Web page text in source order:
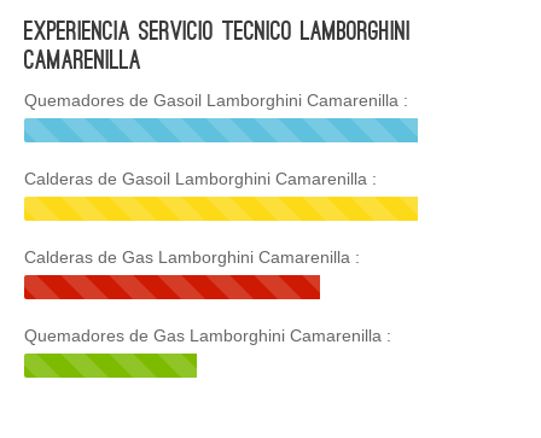
Experiencia Servicio Tecnico Lamborghini
Camarenilla
Quemadores de Gasoil Lamborghini Camarenilla :
Calderas de Gasoil Lamborghini Camarenilla :
Calderas de Gas Lamborghini Camarenilla :
Quemadores de Gas Lamborghini Camarenilla :